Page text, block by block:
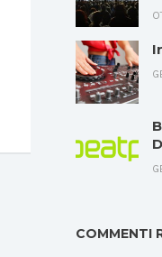
COMMENTI